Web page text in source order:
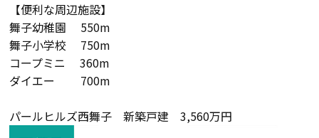
スタッフブログ
プライバシー
ポリシー
【便利な周辺施設】
舞子幼稚園 550m
舞子小学校 750m
コープミニ 360m
ダイエー 700m
パールヒルズ西舞子 新築戸建 3,560万円